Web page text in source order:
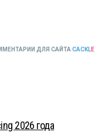
ДЛЯ САЙТА CACKLE
2026 года